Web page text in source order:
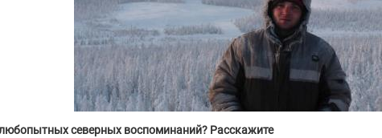
северных воспоминаний? Расскажите